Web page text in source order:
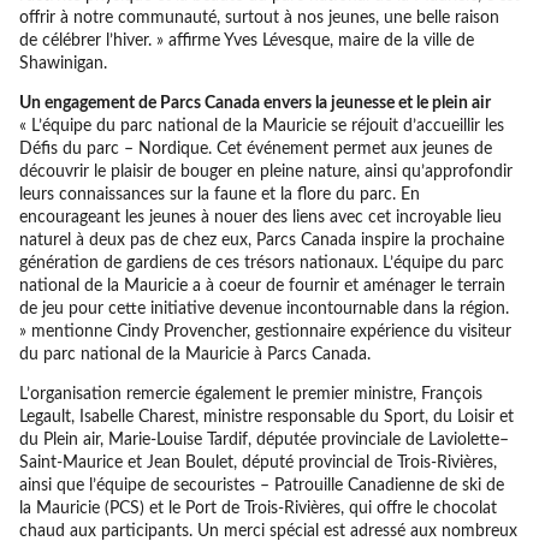
offrir à notre communauté, surtout à nos jeunes, une belle raison
de célébrer l’hiver. » affirme Yves Lévesque, maire de la ville de
Shawinigan.
Un engagement de Parcs Canada envers la jeunesse et le plein air
« L’équipe du parc national de la Mauricie se réjouit d’accueillir les
Défis du parc – Nordique. Cet événement permet aux jeunes de
découvrir le plaisir de bouger en pleine nature, ainsi qu’approfondir
leurs connaissances sur la faune et la flore du parc. En
encourageant les jeunes à nouer des liens avec cet incroyable lieu
naturel à deux pas de chez eux, Parcs Canada inspire la prochaine
génération de gardiens de ces trésors nationaux. L’équipe du parc
national de la Mauricie a à coeur de fournir et aménager le terrain
de jeu pour cette initiative devenue incontournable dans la région.
» mentionne Cindy Provencher, gestionnaire expérience du visiteur
du parc national de la Mauricie à Parcs Canada.
L’organisation remercie également le premier ministre, François
Legault, Isabelle Charest, ministre responsable du Sport, du Loisir et
du Plein air, Marie-Louise Tardif, députée provinciale de Laviolette–
Saint-Maurice et Jean Boulet, député provincial de Trois-Rivières,
ainsi que l’équipe de secouristes – Patrouille Canadienne de ski de
la Mauricie (PCS) et le Port de Trois-Rivières, qui offre le chocolat
chaud aux participants. Un merci spécial est adressé aux nombreux